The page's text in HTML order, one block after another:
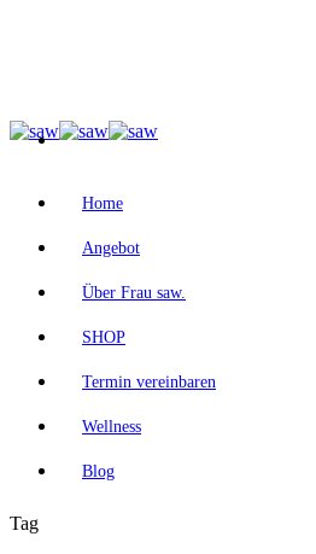
Home
Angebot
Über Frau saw.
SHOP
Termin vereinbaren
Wellness
Blog
Tag